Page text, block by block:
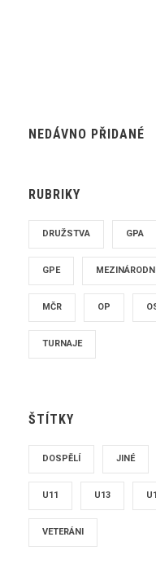
NEDÁVNO PŘIDANÉ
RUBRIKY
DRUŽSTVA GPA
GPE MEZINÁRODNÍ
MČR OP
TURNAJE
ŠTÍTKY
DOSPĚLÍ JINÉ
U11 U13
VETERÁNI